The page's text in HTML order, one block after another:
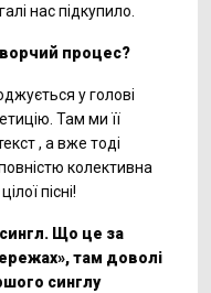
нас підкупило.
процес?
у голові
Там ми її
, а вже тоді
колективна
пісні!
Що це за
там доволі
синглу